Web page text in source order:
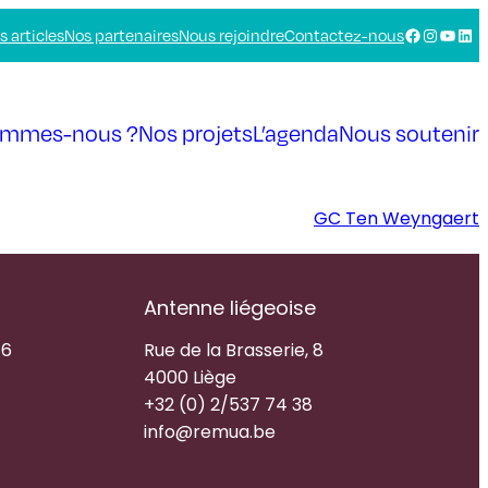
articlesNos partenairesNous rejoindreContactez-nousFacebook
nous ?Nos projetsL’agendaNous soutenir
GC Ten Weyngaert
Antenne liégeoise
Rue de la Brasserie, 8
4000 Liège
+32 (0) 2/537 74 38
info@remua.be